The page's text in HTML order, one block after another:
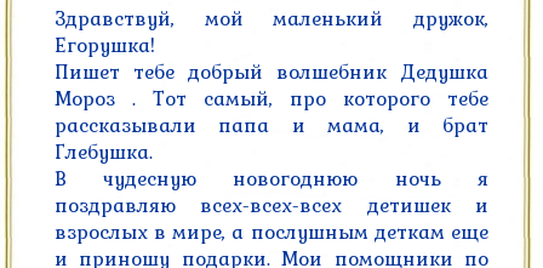
Здравствуй, мой маленький дружок,
Егорушка!
Пишет тебе добрый волшебник Дедушка
Мороз . Тот самый, про которого тебе
рассказывали папа и мама, и брат
Глебушка.
В чудесную новогоднюю ночь я
поздравляю всех-всех-всех детишек и
взрослых в мире, а послушным деткам еще
и приношу подарки. Мои помощники по